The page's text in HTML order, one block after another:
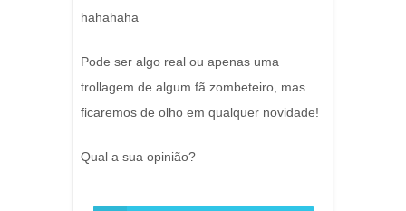
hahahaha
Pode ser algo real ou apenas uma
trollagem de algum fã zombeteiro, mas
ficaremos de olho em qualquer novidade!
Qual a sua opinião?